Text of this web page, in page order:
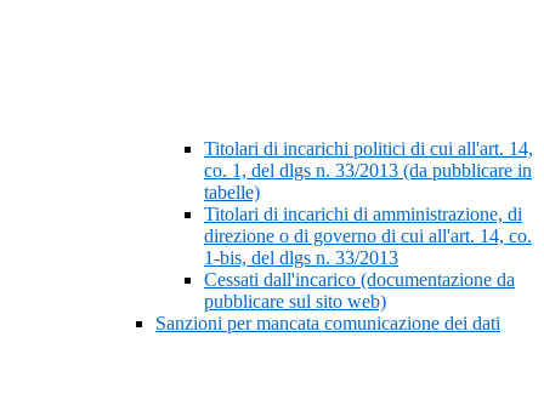
Titolari di incarichi politici di cui all'art. 14,
co. 1, del dlgs n. 33/2013 (da pubblicare in
tabelle)
Titolari di incarichi di amministrazione, di
direzione o di governo di cui all'art. 14, co.
1-bis, del dlgs n. 33/2013
Cessati dall'incarico (documentazione da
pubblicare sul sito web)
Sanzioni per mancata comunicazione dei dati